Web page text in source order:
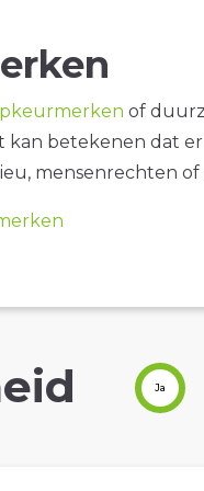
of
kan betekenen dat
mensenrechten
Ja